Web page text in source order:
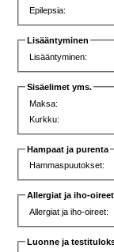
Epilepsia:
Lisääntyminen
Lisääntyminen:
Sisäelimet yms.
Maksa:
Kurkku:
Hampaat ja purenta
Hammaspuutokset:
Allergiat ja iho-oireet
Allergiat ja iho-oireet:
Luonne ja